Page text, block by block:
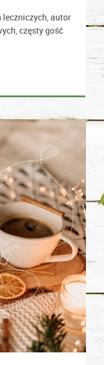
autor
częsty gość